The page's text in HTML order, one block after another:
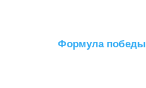
Формула победы